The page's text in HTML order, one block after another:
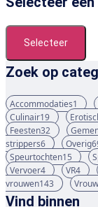
Selecteer
Zoek op
Accommodaties1
Culinair19
Feesten32
strippers6 Overig
Speurtochten15
Vervoer4 VR4
vrouwen143
Vind binnen